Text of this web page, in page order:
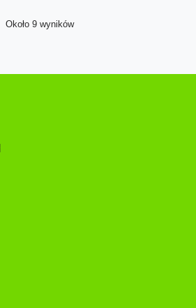
Około 9 wyników